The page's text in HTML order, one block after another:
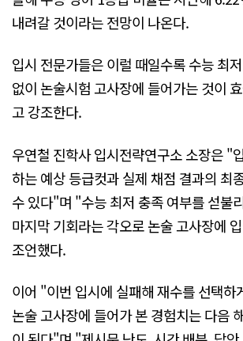
내려갈 것이라는 전망이 나온다.
입시 전문가들은 이럴 때일수록 수능 최
없이 논술시험 고사장에 들어가는 것이
고 강조한다.
우연철 진학사 입시전략연구소 소장은 "
하는 예상 등급컷과 실제 채점 결과의 최
수 있다"며 "수능 최저 충족 여부를 섣불
마지막 기회라는 각오로 논술 고사장에
조언했다.
이어 "이번 입시에 실패해 재수를 선택하
논술 고사장에 들어가 본 경험치는 다음